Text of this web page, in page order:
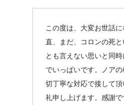
この度は、大変お世話
直、まだ、コロンの死
とも言えない思いと同
でいっぱいです。ノア
切丁寧な対応で接して
礼申し上げます。感謝